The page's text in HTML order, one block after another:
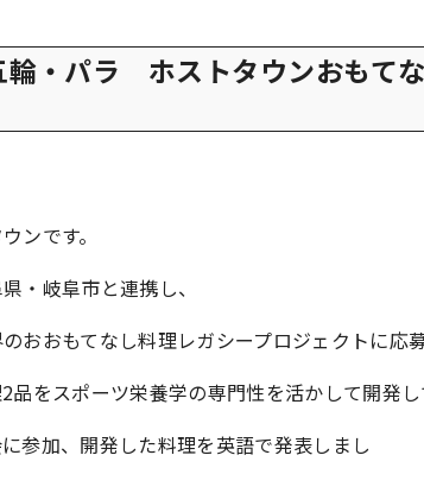
輪・パラ ホストタウンおもて
ンです。
・岐阜市と連携し、
おおもてなし料理レガシープロジェクトに応募
をスポーツ栄養学の専門性を活かして開発し
参加、開発した料理を英語で発表しまし